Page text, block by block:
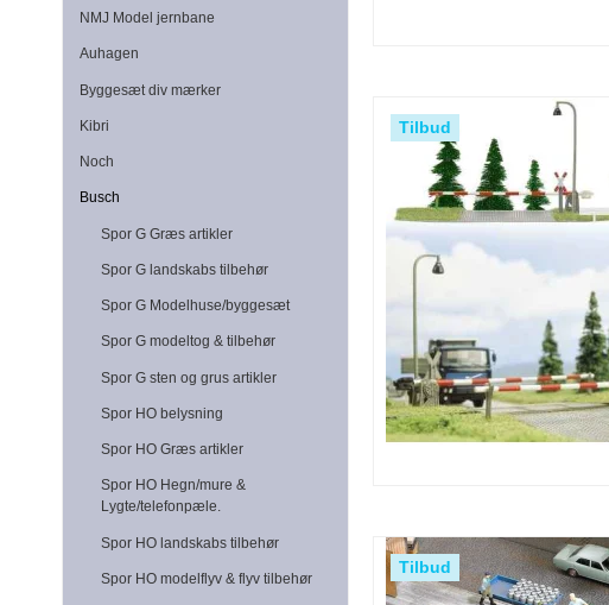
NMJ Model jernbane
Auhagen
Byggesæt div mærker
Kibri
Noch
Busch
Spor G Græs artikler
Spor G landskabs tilbehør
Spor G Modelhuse/byggesæt
Spor G modeltog & tilbehør
Spor G sten og grus artikler
Spor HO belysning
Spor HO Græs artikler
Spor HO Hegn/mure &
Lygte/telefonpæle.
Spor HO landskabs tilbehør
Spor HO modelflyv & flyv tilbehør
Tilbud
Tilbud